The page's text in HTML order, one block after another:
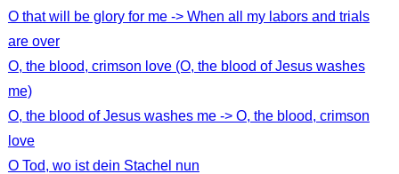
O that will be glory for me -> When all my labors and trials
are over
O, the blood, crimson love (O, the blood of Jesus washes
me)
O, the blood of Jesus washes me -> O, the blood, crimson
love
O Tod, wo ist dein Stachel nun